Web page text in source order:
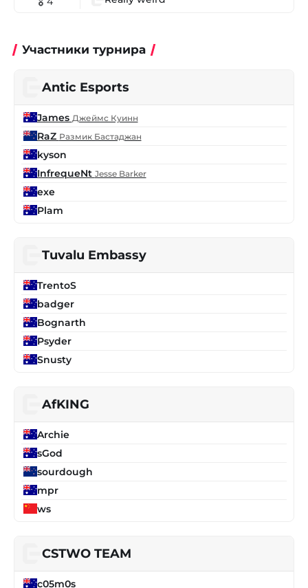
Участники турнира
Antic Esports
James Джеймс Куинн
RaZ Размик Бастаджан
kyson
InfrequeNt Jesse Barker
exe
Plam
Tuvalu Embassy
TrentoS
badger
Bognarth
Psyder
Snusty
AfKING
Archie
sGod
sourdough
mpr
ws
CSTWO TEAM
c05m0s